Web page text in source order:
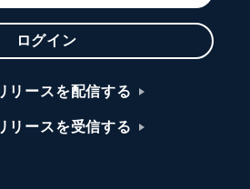
ログイン
リースを配信する
リースを受信する